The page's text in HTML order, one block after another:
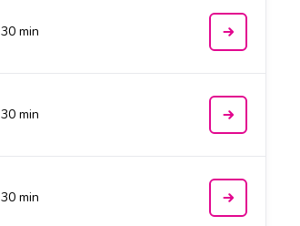
30 min
30 min
30 min